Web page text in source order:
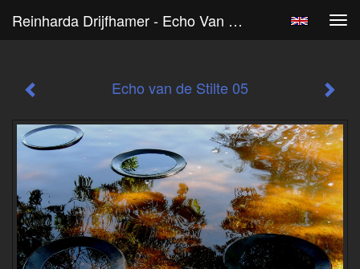
Reinharda Drijfhamer - Echo Van De Stilte 05
Echo van de Stilte 05